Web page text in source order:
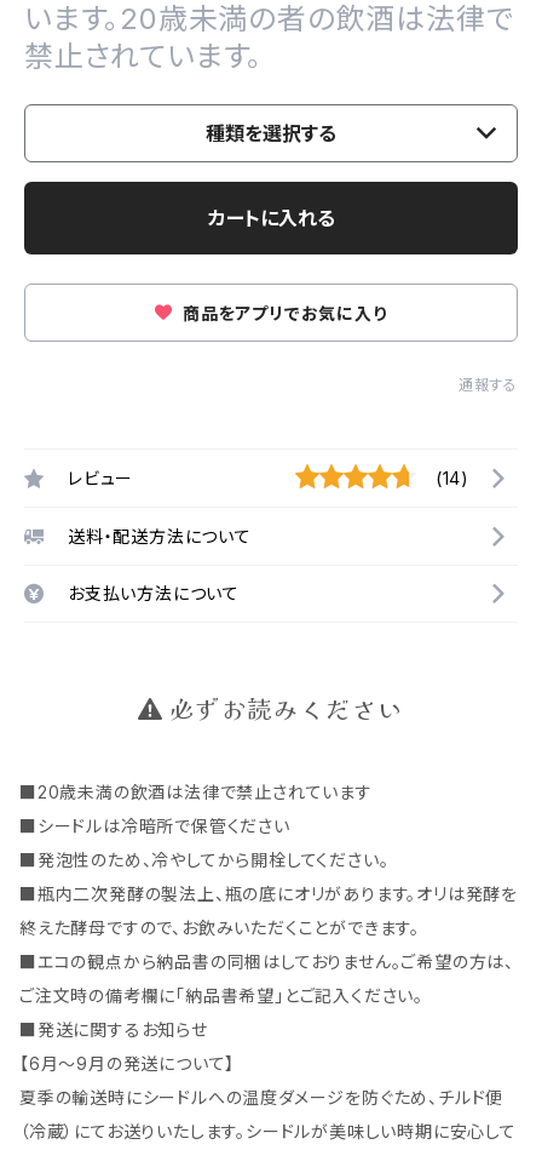
います。20歳未満の者の飲酒は法律で
禁止されています。
種類を選択する
カートに入れる
商品をアプリでお気に入り
通報する
レビュー (14)
送料・配送方法について
お支払い方法について
必ずお読みください
■20歳未満の飲酒は法律で禁止されています
■シードルは冷暗所で保管ください
■発泡性のため、冷やしてから開栓してください。
■瓶内二次発酵の製法上、瓶の底にオリがあります。オリは発酵を
終えた酵母ですので、お飲みいただくことができます。
■エコの観点から納品書の同梱はしておりません。ご希望の方は、
ご注文時の備考欄に「納品書希望」とご記入ください。
■発送に関するお知らせ
【6月～9月の発送について】
夏季の輸送時にシードルへの温度ダメージを防ぐため、チルド便
（冷蔵）にてお送りいたします。シードルが美味しい時期に安心して